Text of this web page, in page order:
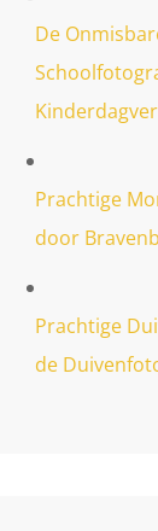
De
Prachtige
door
Prachtige
de